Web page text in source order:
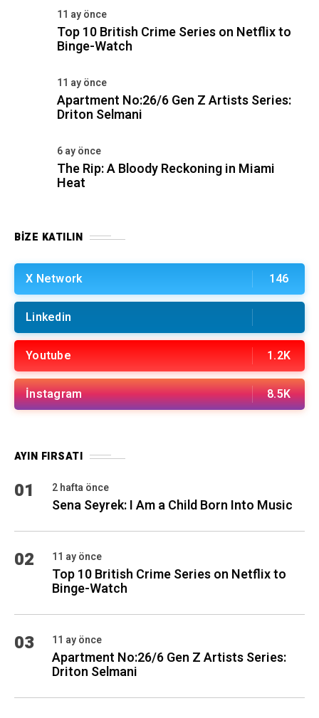
BIZE KATILIN
X Network
Linkedin
Youtube 1.2K
AYIN FIRSATI
01 2 hafta önce
Sena Seyrek: I Am a Child Born Into Music
02 11 ay önce
Top 10 British Crime Series on Netflix to
Binge-Watch
03
Apartment No:26/6 Gen Z Artists Series:
Driton Selmani
04 6 ay önce
The Rip: A Bloody Reckoning in Miami Heat
sergi açılmış... Hepsi burada.